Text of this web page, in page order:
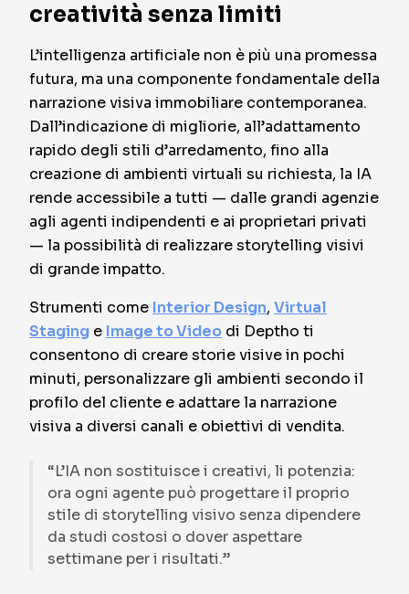
creatività senza limiti
L’intelligenza artificiale non è più una promessa
futura, ma una componente fondamentale della
narrazione visiva immobiliare contemporanea.
Dall’indicazione di migliorie, all’adattamento
rapido degli stili d’arredamento, fino alla
creazione di ambienti virtuali su richiesta, la IA
rende accessibile a tutti — dalle grandi agenzie
agli agenti indipendenti e ai proprietari privati
— la possibilità di realizzare storytelling visivi
di grande impatto.
Strumenti come Interior Design, Virtual
Staging e Image to Video di Deptho ti
consentono di creare storie visive in pochi
minuti, personalizzare gli ambienti secondo il
profilo del cliente e adattare la narrazione
visiva a diversi canali e obiettivi di vendita.
“L’IA non sostituisce i creativi, li potenzia:
ora ogni agente può progettare il proprio
stile di storytelling visivo senza dipendere
da studi costosi o dover aspettare
settimane per i risultati.”